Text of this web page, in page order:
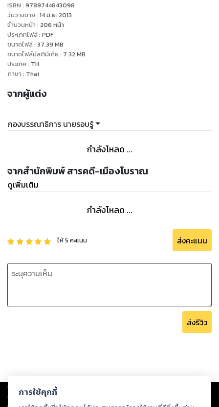
ISBN : 9789744843098
วันวางขาย : 14 มิ.ย. 2013
จำนวนหน้า : 206 หน้า
ประเภทไฟล์: PDF
ขนาดไฟล์: 37.39 MB
ขนาดไฟล์มัลติมีเดีย : 7.32 MB
ประเทศ: TH
ภาษา : Thai
จากผู้แต่ง
กองบรรณาธิการ นายรอบรู้
กำลังโหลด ...
จากสำนักพิมพ์ สารคดี-เมืองโบราณ
ดูเพิ่มเติม
กำลังโหลด ...
ให้5 คะแนน ส่งคะแนน
ส่งรีวิว
Copyright © 2026
ต่อผลงานหรือเนื้อหาใดที่อัปโหลดผ่านเว็บไซต์และปรากฏว่าละเมิดสิทธิใน
การใช้คุกกี้